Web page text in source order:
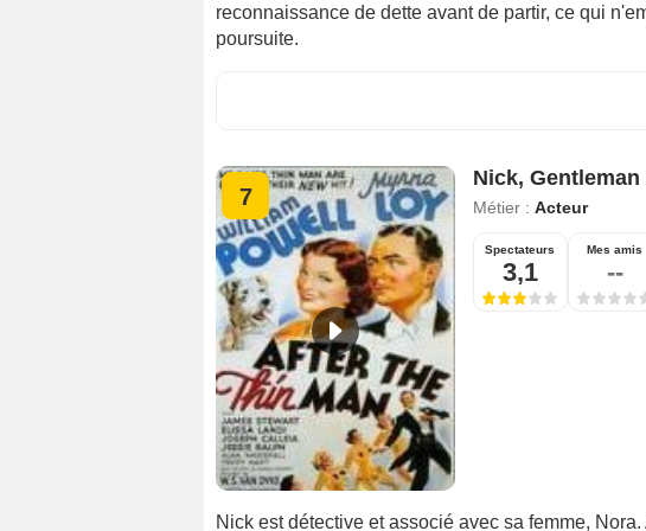
reconnaissance de dette avant de partir, ce qui
poursuite.
7
Nick,
Métier : Acteur
Spectateurs
3,1
Mes amis
--
Nick est détective et associé avec sa femme,